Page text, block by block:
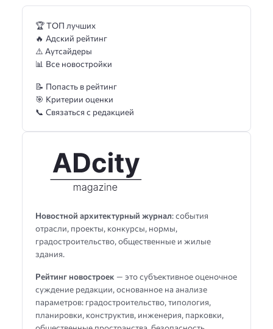
Новостной архитектурный журнал: события
отрасли, проекты, конкурсы, нормы,
градостроительство, общественные и жилые
здания.
Рейтинг новостроек — это субъективное оценочное
суждение редакции, основанное на анализе
параметров: градостроительство, типология,
планировки, конструктив, инженерия, парковки,
🏆 ТОП лучших
🔥 Адский рейтинг
⚠️ Аутсайдеры
📊 Все новостройки
📝 Попасть в рейтинг
🎯 Критерии оценки
📞 Связаться с редакцией